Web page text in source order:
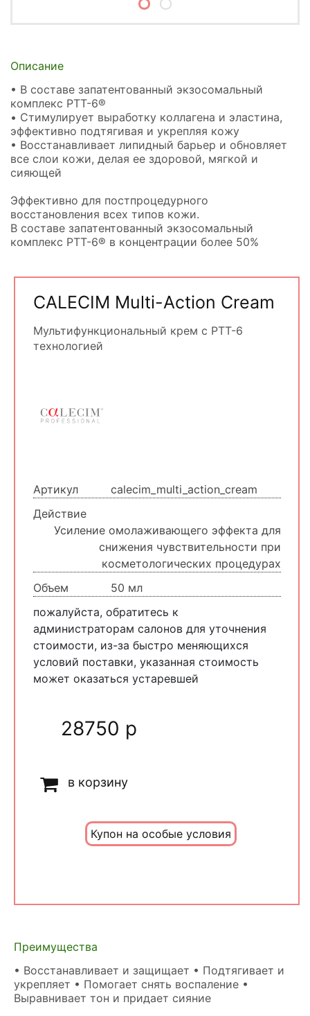
Описание
• В составе запатентованный экзосомальный
комплекс PTT-6®
• Стимулирует выработку коллагена и эластина,
эффективно подтягивая и укрепляя кожу
• Восстанавливает липидный барьер и обновляет
все слои кожи, делая ее здоровой, мягкой и
сияющей
Эффективно для постпроцедурного
восстановления всех типов кожи.
В составе запатентованный экзосомальный
комплекс PTT-6® в концентрации более 50%
CALECIM Multi-Action Cream
Мультифункциональный крем с PTT-6
технологией
Артикул
calecim_multi_action_cream
Действие
Усиление омолаживающего эффекта для
снижения чувствительности при
косметологических процедурах
Объем
50 мл
пожалуйста, обратитесь к
администраторам салонов для уточнения
стоимости, из-за быстро меняющихся
условий поставки, указанная стоимость
может оказаться устаревшей
28750 р
в корзину
Купон на особые условия
Преимущества
• Восстанавливает и защищает • Подтягивает и
укрепляет • Помогает снять воспаление •
Выравнивает тон и придает сияние